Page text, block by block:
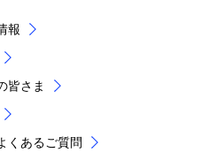
報
皆さま
くあるご質問